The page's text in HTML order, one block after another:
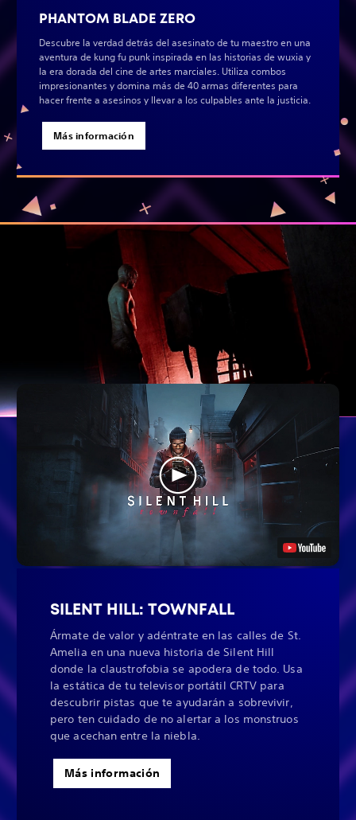
PHANTOM BLADE ZERO
Descubre la verdad detrás del asesinato de tu maestro en una
aventura de kung fu punk inspirada en las historias de wuxia y
la era dorada del cine de artes marciales. Utiliza combos
impresionantes y domina más de 40 armas diferentes para
hacer frente a asesinos y llevar a los culpables ante la justicia.
Más información
SILENT HILL: TOWNFALL
Ármate de valor y adéntrate en las calles de St.
Amelia en una nueva historia de Silent Hill
donde la claustrofobia se apodera de todo. Usa
la estática de tu televisor portátil CRTV para
descubrir pistas que te ayudarán a sobrevivir,
pero ten cuidado de no alertar a los monstruos
que acechan entre la niebla.
Más información